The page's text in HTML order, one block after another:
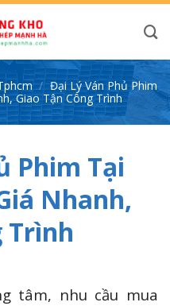
/ Đại Lý Ván Phủ Phim
Giao Tận Công Trình
Phim Tại
Nhanh,
Trình
tâm, nhu cầu mua